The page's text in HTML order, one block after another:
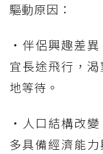
驅動原因：
・伴侶興趣差
宜長途飛行，
地等待。
・人口結構改
多具備經濟能